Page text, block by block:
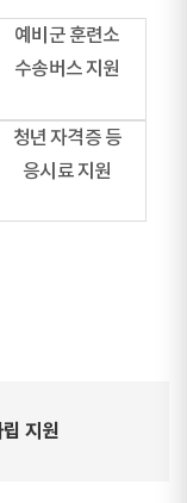
예비군 훈련소
수송버스 지원
청년 자격증 등
응시료 지원
지원